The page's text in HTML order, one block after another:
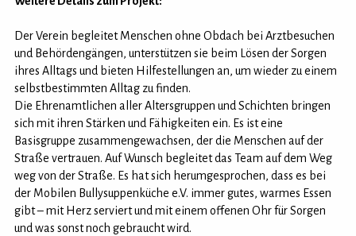
Der Verein begleitet Menschen ohne Obdach bei Arztbesuchen
und Behördengängen, unterstützen sie beim Lösen der Sorgen
ihres Alltags und bieten Hilfestellungen an, um wieder zu einem
selbstbestimmten Alltag zu finden.
Die Ehrenamtlichen aller Altersgruppen und Schichten bringen
sich mit ihren Stärken und Fähigkeiten ein. Es ist eine
Basisgruppe zusammengewachsen, der die Menschen auf der
Straße vertrauen. Auf Wunsch begleitet das Team auf dem Weg
weg von der Straße. Es hat sich herumgesprochen, dass es bei
der Mobilen Bullysuppenküche e.V. immer gutes, warmes Essen
gibt – mit Herz serviert und mit einem offenen Ohr für Sorgen
und was sonst noch gebraucht wird.